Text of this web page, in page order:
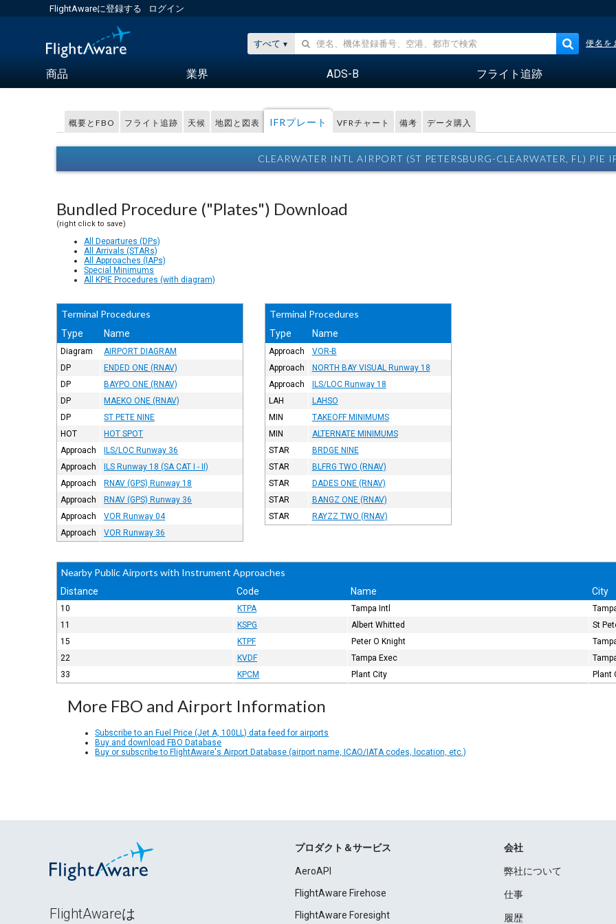
FlightAwareに登録する ログイン
すべて 便名を
商品 業界 ADS-B フライト追跡
概要とFBO フライト追跡 天候 地図と図表 IFRプレート VFRチャート 備考 データ購入
CLEARWATER INTL AIRPORT (ST PETERSBURG-CLEARWATER, FL) PIE
Bundled Procedure ("Plates") Download
(right click to save)
All Departures (DPs)
All Arrivals (STARs)
All Approaches (IAPs)
Special Minimums
All KPIE Procedures (with diagram)
Terminal Procedures
Type Name
Diagram
AIRPORT DIAGRAM
DP
ENDED ONE (RNAV)
DP
BAYPO ONE (RNAV)
DP
MAEKO ONE (RNAV)
DP
ST PETE NINE
HOT
HOT SPOT
Approach
ILS/LOC Runway 36
Approach
ILS Runway 18 (SA CAT I - II)
Approach
RNAV (GPS) Runway 18
Approach
RNAV (GPS) Runway 36
Approach
VOR Runway 04
Approach
VOR Runway 36
Terminal Procedures
Type Name
Approach
VOR-B
Approach
NORTH BAY VISUAL Runway 18
Approach
ILS/LOC Runway 18
LAH
LAHSO
MIN
TAKEOFF MINIMUMS
MIN
ALTERNATE MINIMUMS
STAR
BRDGE NINE
STAR
BLFRG TWO (RNAV)
STAR
DADES ONE (RNAV)
STAR
BANGZ ONE (RNAV)
STAR
RAYZZ TWO (RNAV)
Nearby Public Airports with Instrument Approaches
Distance Code Name City
10 KTPA Tampa Intl
11
KSPG Albert Whitted
St
15
KTPF Peter O Knight
22
KVDF Tampa Exec
33
KPCM Plant City Plant
More FBO and Airport Information
Subscribe to an Fuel Price (Jet A, 100LL) data feed for airports
Buy and download FBO Database
Buy or subscribe to FlightAware's Airport Database (airport name, ICAO/IATA codes, location, etc.)
FlightAwareは
プロダクト＆サービス
AeroAPI
FlightAware Firehose
FlightAware Foresight
会社
弊社について
仕事
履歴